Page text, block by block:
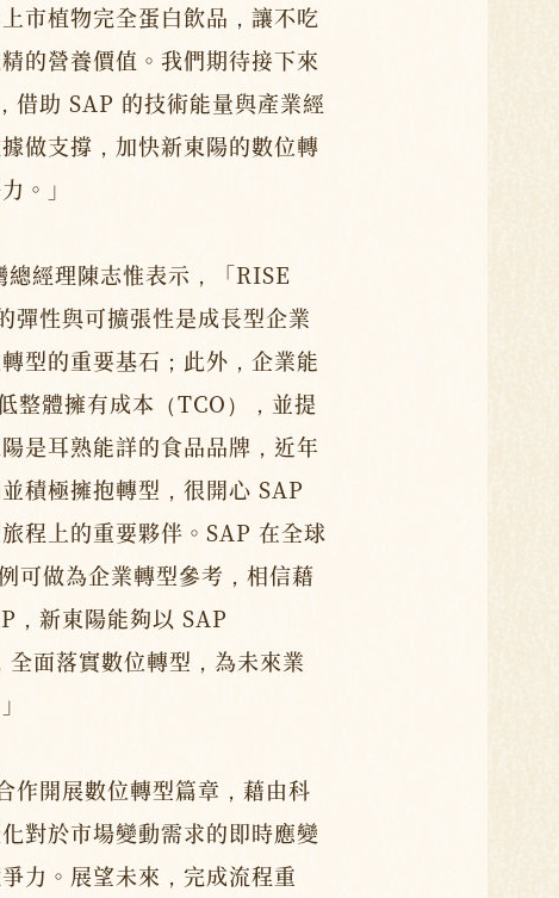
市植物完全蛋白飲品，讓不吃
的營養價值。我們期待接下來
助 SAP 的技術能量與產業經
做支撐，加快新東陽的數位轉
。」
經理陳志惟表示，「RISE
性與可擴張性是成長型企業
型的重要基石；此外，企業能
整體擁有成本（TCO），並提
是耳熟能詳的食品品牌，近年
積極擁抱轉型，很開心 SAP
程上的重要夥伴。SAP 在全球
可做為企業轉型參考，相信藉
新東陽能夠以 SAP
面落實數位轉型，為未來業
作開展數位轉型篇章，藉由科
對於市場變動需求的即時應變
力。展望未來，完成流程重